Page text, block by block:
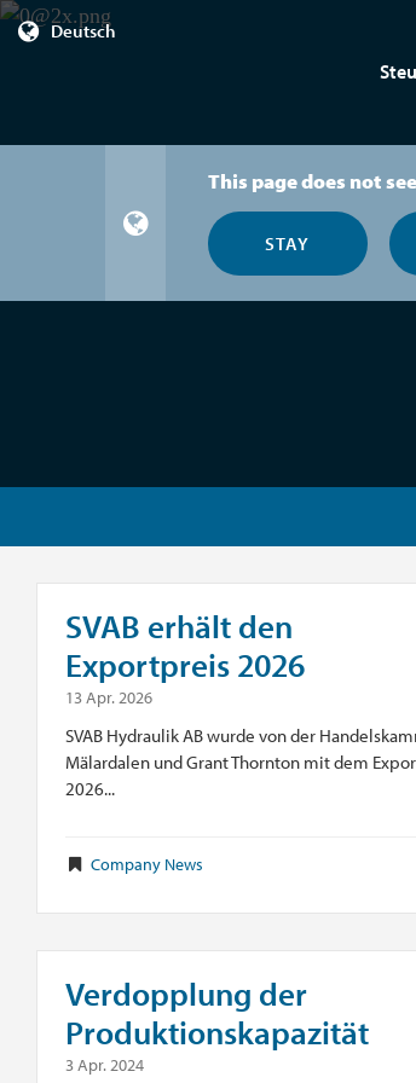
Deutsch
This page does not
STAY
SVAB erhält den
Exportpreis 2026
13 Apr. 2026
SVAB Hydraulik AB wurde von der
Mälardalen und Grant Thornton mit dem
2026...
Company News
Verdopplung der
Produktionskapazität
3 Apr. 2024